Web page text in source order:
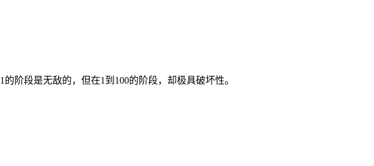
阶段是无敌的，但在1到100的阶段，却极具破坏性。